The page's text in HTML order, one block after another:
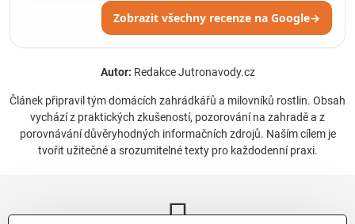
Zobrazit všechny recenze na Google→
Autor: Redakce Jutronavody.cz
Článek připravil tým domácích zahrádkářů a milovníků rostlin. Obsah
vychází z praktických zkušeností, pozorování na zahradě a z
porovnávání důvěryhodných informačních zdrojů. Naším cílem je
tvořit užitečné a srozumitelné texty pro každodenní praxi.